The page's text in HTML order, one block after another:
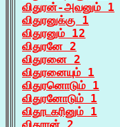
விதுரன்-அவனும் 1
விதுரனுக்கு 1
விதுரனும் 12
விதுரனே 2
விதுரனை 2
விதுரனையும் 1
விதுரனொடும் 1
விதுரனோடும் 1
விதூடகரினும் 1